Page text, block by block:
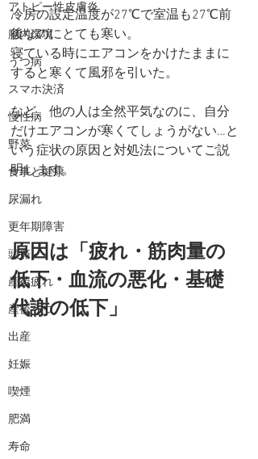
アトピー性皮膚炎
腸内環境
うつ病
スマホ決済
慢性病
野菜
食事と健康
尿漏れ
更年期障害
頭痛
産後疲れ
産後うつ
出産
妊娠
喫煙
肥満
寿命
冷房の設定温度が27℃で室温も27℃前
後なのにとても寒い。
寝ている時にエアコンをかけたままに
すると寒くて風邪を引いた。
など、他の人は全然平気なのに、自分
だけエアコンが寒くてしょうがない…と
いう症状の原因と対処法についてご説
明します。
原因は「疲れ・筋肉量の
低下・血流の悪化・基礎
代謝の低下」